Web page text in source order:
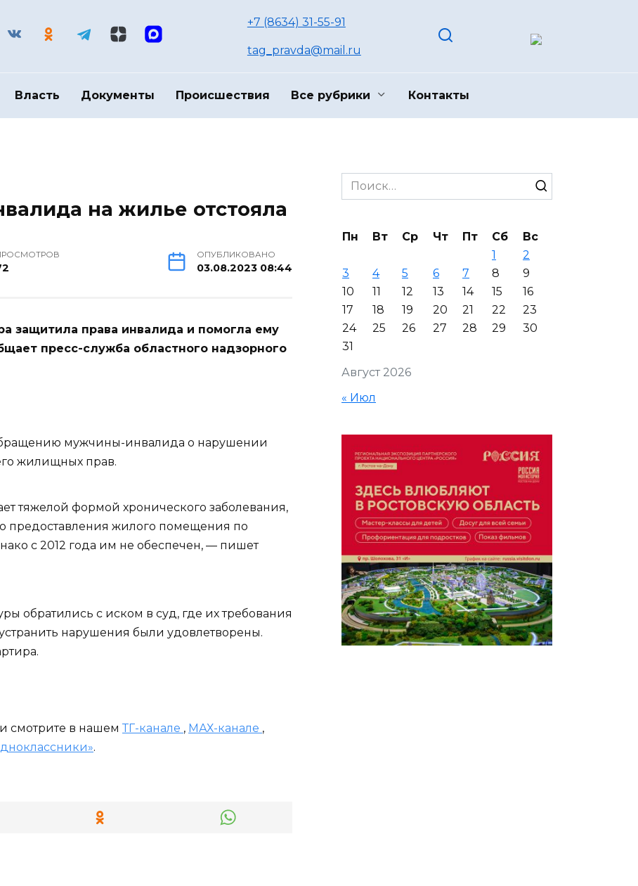
+7 (8634) 31-55-91
tag_pravda@mail.ru
Власть Документы Происшествия Все рубрики Контакты
на жилье отстояла
ОПУБЛИКОВАНО
03.08.2023 08:44
защитила права инвалида и помогла ему
пресс-служба областного надзорного
мужчины-инвалида о нарушении
жилищных прав.
тяжелой формой хронического заболевания,
предоставления жилого помещения по
с 2012 года им не обеспечен, — пишет
обратились с иском в суд, где их требования
нарушения были удовлетворены.
смотрите в нашем ТГ-канале , МАХ-канале ,
.
Search
for:
Август 2026
Пн Вт Ср Чт Пт Сб
Вс
1
2
3
4 5 6 7 8
9
10
11 12 13 14 15
16
17
18 19 20 21 22
23
24
25 26 27 28 29
30
31
« Июл